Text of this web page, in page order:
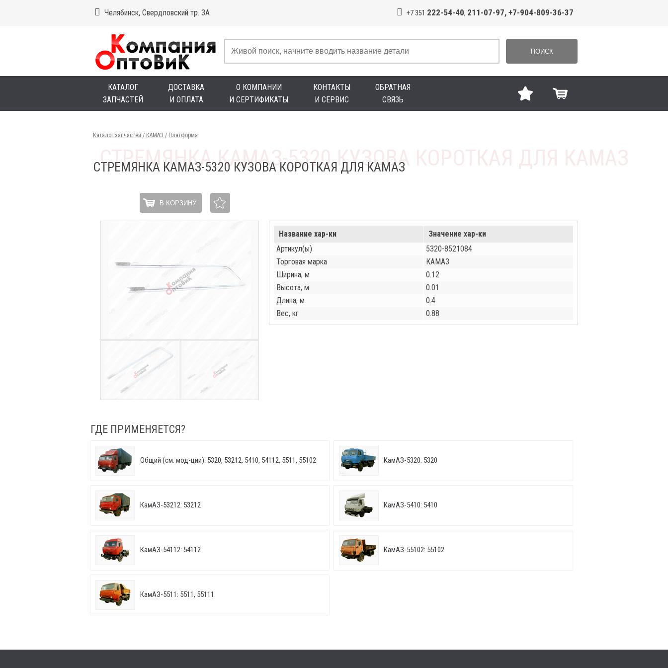
Челябинск, Свердловский тр. 3А +7 351 222-54-40, 211-07-97, +7-904-809-36-37
ПОИСК
КАТАЛОГ
ЗАПЧАСТЕЙ
ДОСТАВКА
И ОПЛАТА
О КОМПАНИИ
И СЕРТИФИКАТЫ
КОНТАКТЫ
И СЕРВИС
ОБРАТНАЯ
СВЯЗЬ
Каталог запчастей / КАМАЗ / Платформа
СТРЕМЯНКА КАМАЗ-5320 КУЗОВА КОРОТКАЯ ДЛЯ КАМАЗ
В КОРЗИНУ
Название хар-ки
Значение хар-ки
Артикул(ы)
5320-8521084
Торговая марка
КАМАЗ
Ширина, м
0.12
Высота, м
0.01
Длина, м
0.4
Вес, кг
0.88
ГДЕ ПРИМЕНЯЕТСЯ?
Общий (см. мод-ции): 5320, 53212, 5410, 54112, 5511, 55102 КамАЗ-5320: 5320
КамАЗ-53212: 53212 КамАЗ-5410: 5410
КамАЗ-54112: 54112 КамАЗ-55102: 55102
КамАЗ-5511: 5511, 55111